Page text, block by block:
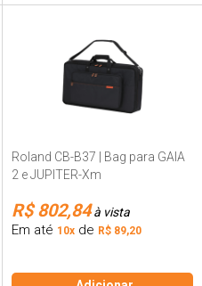
Roland CB-B37 | Bag para GAIA
2 e JUPITER-Xm
R$ 802,84
Em até 10x de R$ 89,20